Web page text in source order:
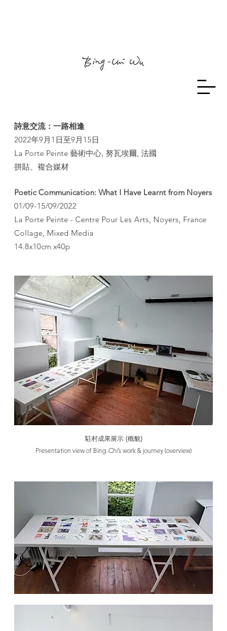
詩意交流：一路相逢
2022年9月1日至9月15日
La Porte Peinte 藝術中心, 努瓦埃爾, 法國
拼貼 複合媒材
Poetic Communication: What I Have Learnt from Noyers
01/09-15/09/2022
La Porte Peinte - Centre Pour Les Arts, Noyers, France
​Collage, Mixed Media
14.8x10cm x40p
駐村成果展示 (概貌)
Presentation view of Bing-Chi’s work & journey (overview)